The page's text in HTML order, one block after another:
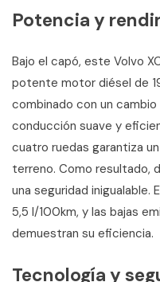
Potencia y
Bajo el capó, este Volvo
potente motor diésel de
combinado con un
conducción suave y
cuatro ruedas garantiza
terreno. Como resultado,
una seguridad inigualable.
5,5 l/100km, y las bajas
demuestran su eficiencia.
Tecnología y